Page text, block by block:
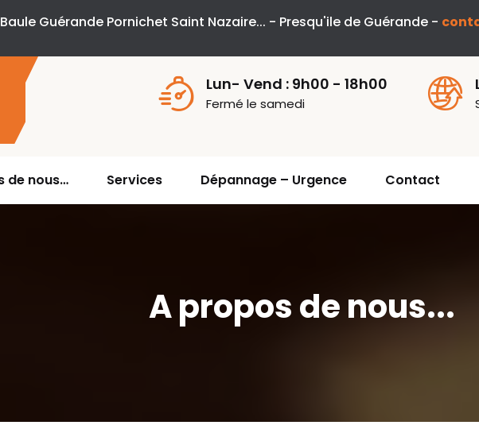
Guérande Pornichet Saint Nazaire... - Presqu'ile de Guérande -
Lun- Vend : 9h00 - 18h00
Fermé le samedi
de nous… Services Dépannage – Urgence Contact
A propos de nous...